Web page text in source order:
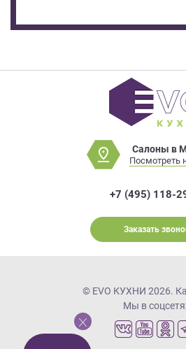
Салоны в
Посмотреть
+7 (495) 118-
Заказать
© EVO КУХНИ 2026.
Мы в